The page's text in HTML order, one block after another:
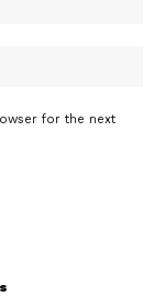
for the next